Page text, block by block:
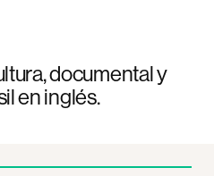
documental y
en inglés.